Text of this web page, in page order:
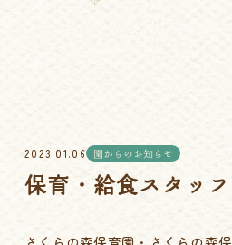
2023.01.06 園からのお知らせ
保育・給食スタッ